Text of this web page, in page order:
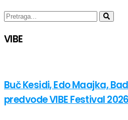
VIBE
Buč Kesidi, Edo Maajka,
predvode VIBE Festival 2026